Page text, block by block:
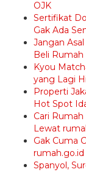
OJK
Sertifikat
Gak Ada
Jangan
Beli Rumah
Kyou
yang Lagi
Properti
Hot Spot
Cari
Lewat
Gak Cuma
rumah.go.id
Spanyol,